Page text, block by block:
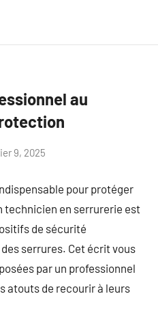
au
9, 2025
pour protéger
technicien en serrurerie est
de sécurité
serrures. Cet écrit vous
par un professionnel
atouts de recourir à leurs